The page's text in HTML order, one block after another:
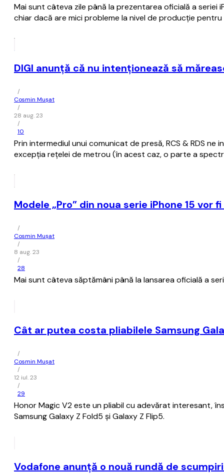
Mai sunt câteva zile până la prezentarea oficială a
chiar dacă are mici probleme la nivel de producţie pentru
DIGI anunţă că nu intenţionează să
/
Cosmin Mușat
/
28 aug. 23
/
10
Prin intermediul unui comunicat de presă, RCS & RDS
excepția rețelei de metrou (în acest caz, o parte a
Modele „Pro” din noua serie iPhone 15
/
Cosmin Mușat
/
8 aug. 23
/
28
Mai sunt câteva săptămâni până la lansarea oficială a
Cât ar putea costa pliabilele Samsung
/
Cosmin Mușat
/
12 iul. 23
/
29
Honor Magic V2 este un pliabil cu adevărat interesant,
Samsung Galaxy Z Fold5 şi Galaxy Z Flip5.
Vodafone anunţă o nouă rundă de